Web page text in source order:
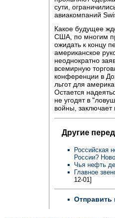
сути,
авиакомпаний
Какое будущее
США, по многим
ожидать к концу
американское
неоднократно
всемирную
конференции в
льгот для
Остается
не угодят в
войны, заключает
Другие
Российская
России?
Чья нефть
Главное
12-01]
Отправить